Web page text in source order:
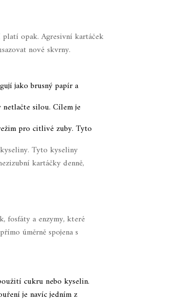
opak. Agresivní kartáček
nové skvrny.
jako brusný papír a
silou. Cílem je
pro citlivé zuby. Tyto
Tyto kyseliny
kartáčky denně,
fosfáty a enzymy, které
úměrně spojena s
cukru nebo kyselin.
je navíc jedním z